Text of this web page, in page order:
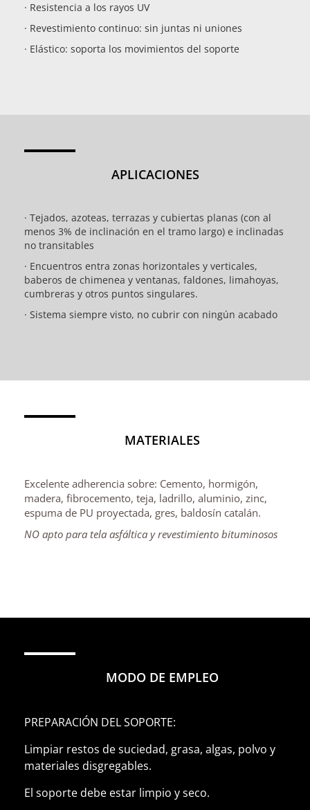
· Resistencia a los rayos UV
· Revestimiento continuo: sin juntas ni uniones
· Elástico: soporta los movimientos del soporte
APLICACIONES
· Tejados, azoteas, terrazas y cubiertas planas (con al
menos 3% de inclinación en el tramo largo) e inclinadas
no transitables
· Encuentros entra zonas horizontales y verticales,
baberos de chimenea y ventanas, faldones, limahoyas,
cumbreras y otros puntos singulares.
· Sistema siempre visto, no cubrir con ningún acabado
MATERIALES
Excelente adherencia sobre: Cemento, hormigón,
madera, fibrocemento, teja, ladrillo, aluminio, zinc,
espuma de PU proyectada, gres, baldosín catalán.
NO apto para tela asfáltica y revestimiento bituminosos
MODO DE EMPLEO
PREPARACIÓN DEL SOPORTE:
Limpiar restos de suciedad, grasa, algas, polvo y
materiales disgregables.
El soporte debe estar limpio y seco.